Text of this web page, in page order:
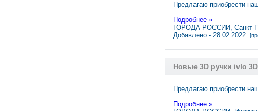
Предлагаю пpиобрести
Подробнее »
ГОРОДА РОССИИ, Санкт-
Добавлено - 28.02.2022
Новые 3D ручки ivlo 3D
Предлагаю приобрести
Подробнее »